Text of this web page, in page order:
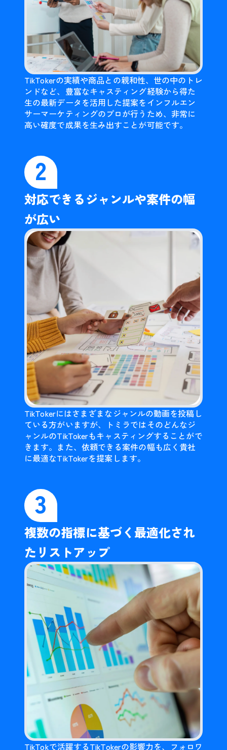
TikTokerの実績や商品との親和性、世の中のトレ
ンドなど、豊富なキャスティング経験から得た
生の最新データを活用した提案をインフルエン
サーマーケティングのプロが行うため、非常に
高い確度で成果を生み出すことが可能です。
2
対応できるジャンルや案件の幅
が広い
TikTokerにはさまざまなジャンルの動画を投稿し
ている方がいますが、トミラではそのどんなジ
ャンルのTikTokerもキャスティングすることがで
きます。また、依頼できる案件の幅も広く貴社
に最適なTikTokerを提案します。
3
複数の指標に基づく最適化され
たリストアップ
TikTokで活躍するTikTokerの影響力を、フォロワ